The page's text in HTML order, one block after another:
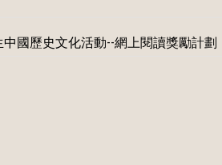
中國歷史文化活動--網上閱讀獎勵計劃